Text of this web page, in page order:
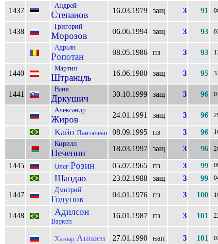
1437
Андрей
Степанов 16.03.1979 защ 3 91
1438
Григорий
Морозов 06.06.1994 защ 3 93
Адрьян
Ропотан 08.05.1986 пз 3 93
1440
Мартин
Штранцль 16.06.1980 защ 3 95
1441
Ваня
Дркушич 30.10.1999 защ 3 96
Александр
Жиров 24.01.1991 защ 3 96
Кайо Панталеао 08.09.1995 пз 3 96
Кирилл
Печенин 18.03.1997 защ 3 96
1445 Олег Розин 05.07.1965 пз 3 99
Шандао 23.02.1988 защ 3 99
1447
Дмитрий
Годунок 04.01.1976 пз 3 100
1448 Адилсон
Варкен
16.01.1987 пз 3 101
Хызыр Аппаев 27.01.1990 нап 3 101